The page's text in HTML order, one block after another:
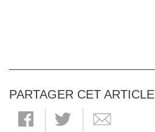
PARTAGER CET ARTICLE